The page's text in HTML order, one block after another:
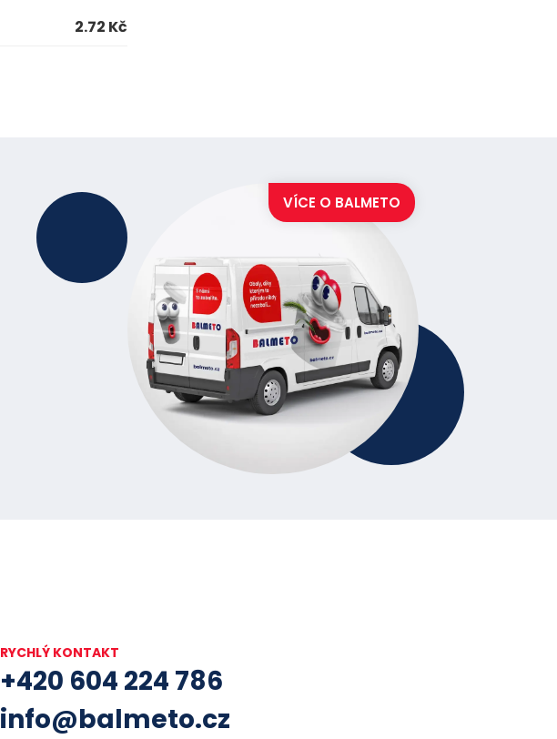
2.72 Kč
VÍCE O BALMETO
RYCHLÝ KONTAKT
+420 604 224 786
info@balmeto.cz